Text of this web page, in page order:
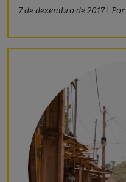
7 de dezembro de 2017 Por